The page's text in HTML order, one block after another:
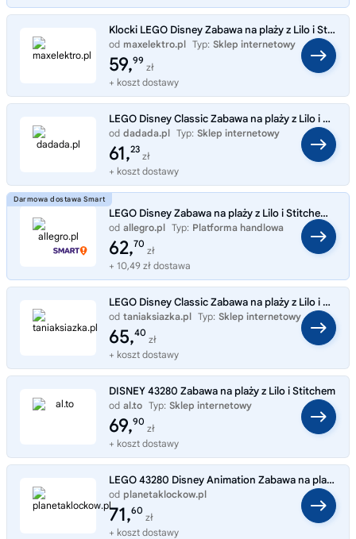
Klocki LEGO Disney Zabawa na plaży z Lilo i Stitchem 43280
od maxelektro.pl Typ: Sklep internetowy
59,99
zł
+ koszt dostawy
LEGO Disney Classic Zabawa na plaży z Lilo i Stitchem 43280
od dadada.pl Typ: Sklep internetowy
61,23
zł
+ koszt dostawy
LEGO Disney Zabawa na plaży z Lilo i Stitchem 43280
od allegro.pl Typ: Platforma handlowa
62,70
zł
+ 10,49 zł dostawa
LEGO Disney Classic Zabawa na plaży z Lilo i Stitchem 43280
od taniaksiazka.pl Typ: Sklep internetowy
65,40
zł
+ koszt dostawy
DISNEY 43280 Zabawa na plaży z Lilo i Stitchem
od al.to Typ: Sklep internetowy
69,90
zł
+ koszt dostawy
LEGO 43280 Disney Animation Zabawa na plaży z Lilo i Stitchem
od planetaklockow.pl
Typ: Sklep internetowy
71,60
zł
+ koszt dostawy